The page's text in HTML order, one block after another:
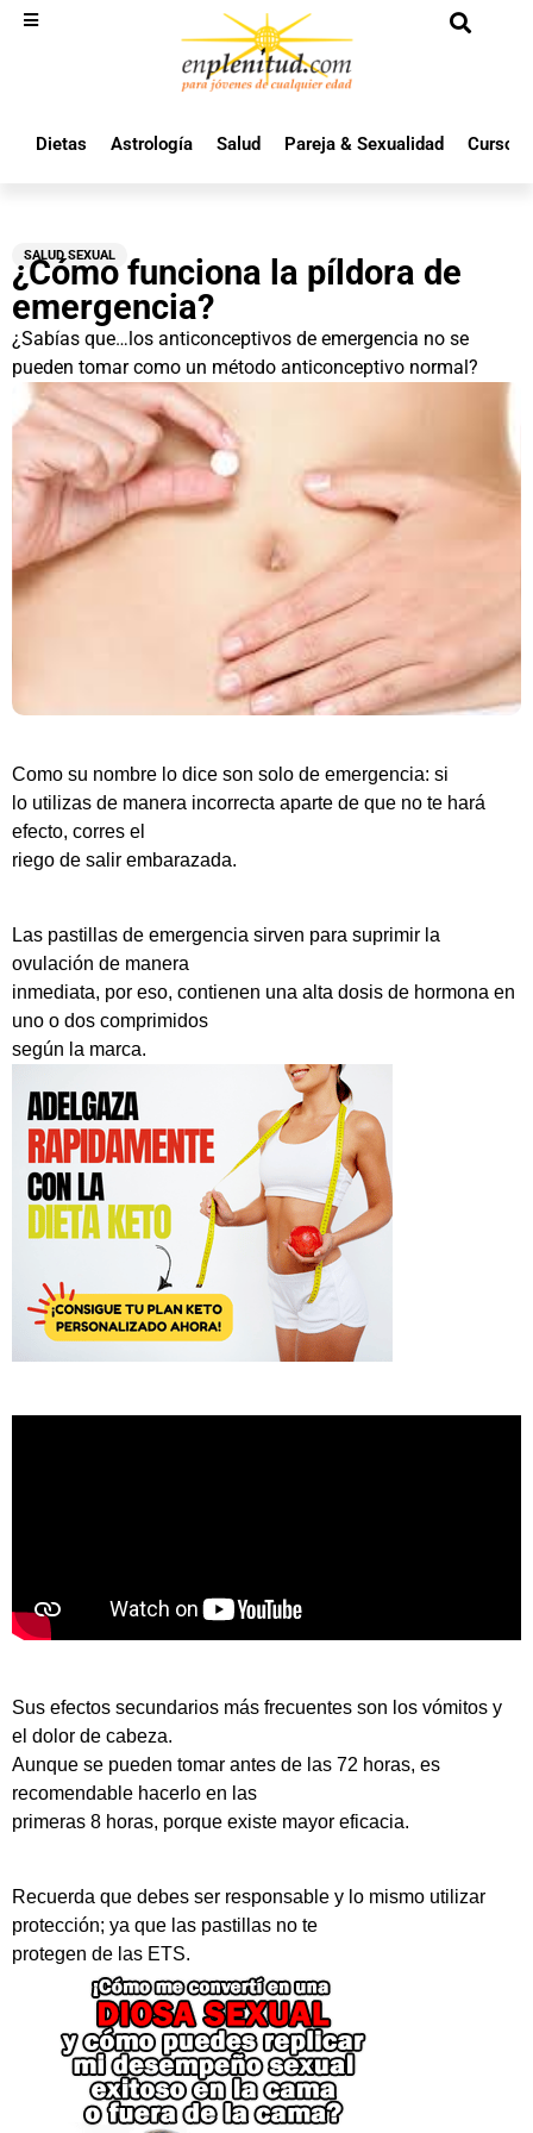
Dietas Astrología Salud Pareja & Sexualidad Cursos
SALUD SEXUAL
¿Cómo funciona la píldora de
emergencia?
¿Sabías que…los anticonceptivos de emergencia no se
pueden tomar como un método anticonceptivo normal?
Como su nombre lo dice son solo de emergencia: si
lo utilizas de manera incorrecta aparte de que no te hará
efecto, corres el
riego de salir embarazada.
Las pastillas de emergencia sirven para suprimir la
ovulación de manera
inmediata, por eso, contienen una alta dosis de hormona en
uno o dos comprimidos
según la marca.
Sus efectos secundarios más frecuentes son los vómitos y
el dolor de cabeza.
Aunque se pueden tomar antes de las 72 horas, es
recomendable hacerlo en las
primeras 8 horas, porque existe mayor eficacia.
Recuerda que debes ser responsable y lo mismo utilizar
protección; ya que las pastillas no te
protegen de las ETS.